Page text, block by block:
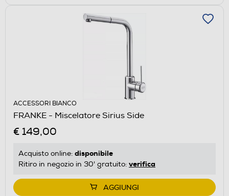
ACCESSORI BIANCO
FRANKE - Miscelatore Sirius Side
€ 149,00
Acquisto online: disponibile
Ritiro in negozio in 30' gratuito: verifica
AGGIUNGI